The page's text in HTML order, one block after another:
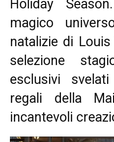
Holiday
magico
natalizie di
selezione
esclusivi
regali della
incantevoli